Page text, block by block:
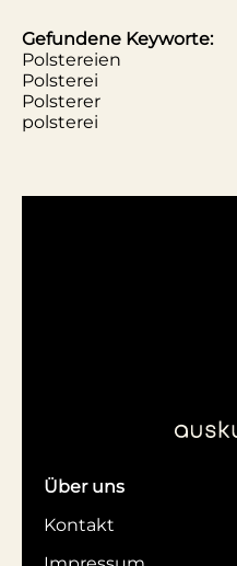
Gefundene Keyworte:
Polstereien
Polsterei
Polsterer
polsterei
Über uns
Kontakt